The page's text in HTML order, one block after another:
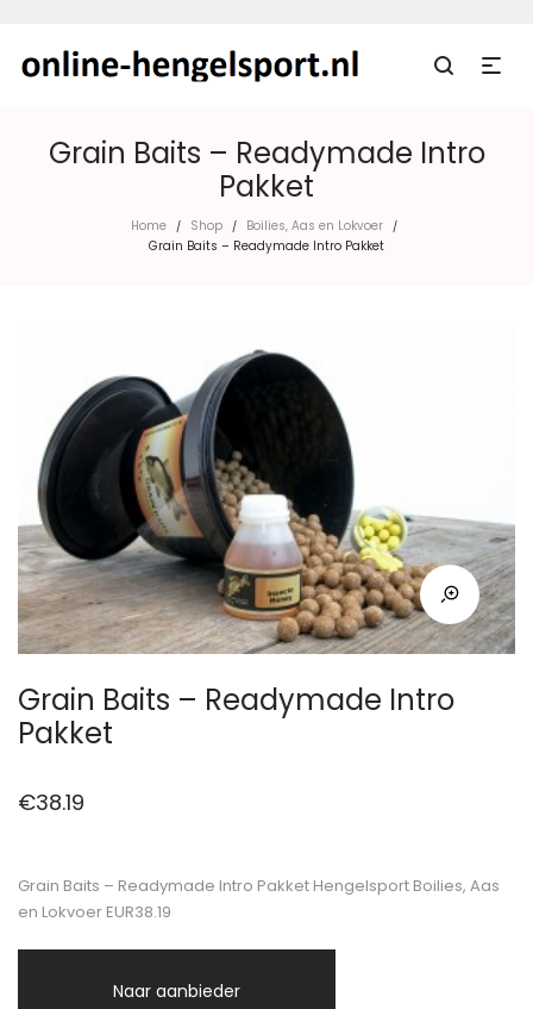
Grain Baits – Readymade Intro
Pakket
Home / Shop / Boilies, Aas en Lokvoer /
Grain Baits – Readymade Intro Pakket
Grain Baits – Readymade Intro
Pakket
€38.19
Grain Baits – Readymade Intro Pakket Hengelsport Boilies, Aas
en Lokvoer EUR38.19
Naar aanbieder